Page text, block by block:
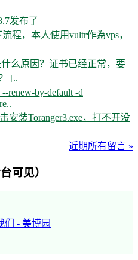
发布了
程，本人使用vultr作為vps，
么原因？证书已经正常，要
[..
renew-by-default -d
安装Toranger3.exe，打不开没
近期所有留言 »
可见）
们 - 美博园